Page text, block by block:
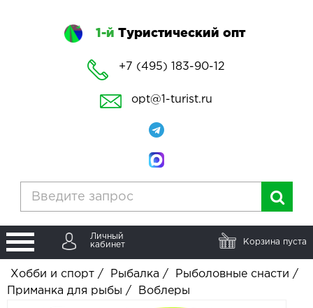
1-й Туристический опт
+7 (495) 183-90-12
opt@1-turist.ru
Личный
кабинет
Корзина пуста
Хобби и спорт / Рыбалка / Рыболовные снасти /
Приманка для рыбы / Воблеры